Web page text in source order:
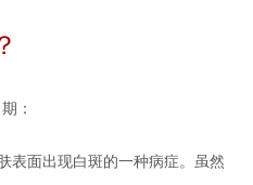
：
表面出现白斑的一种病症。虽然